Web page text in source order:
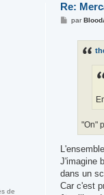
de
Re:
Mpar
"On"
J'imagine
dans un
Car c'est